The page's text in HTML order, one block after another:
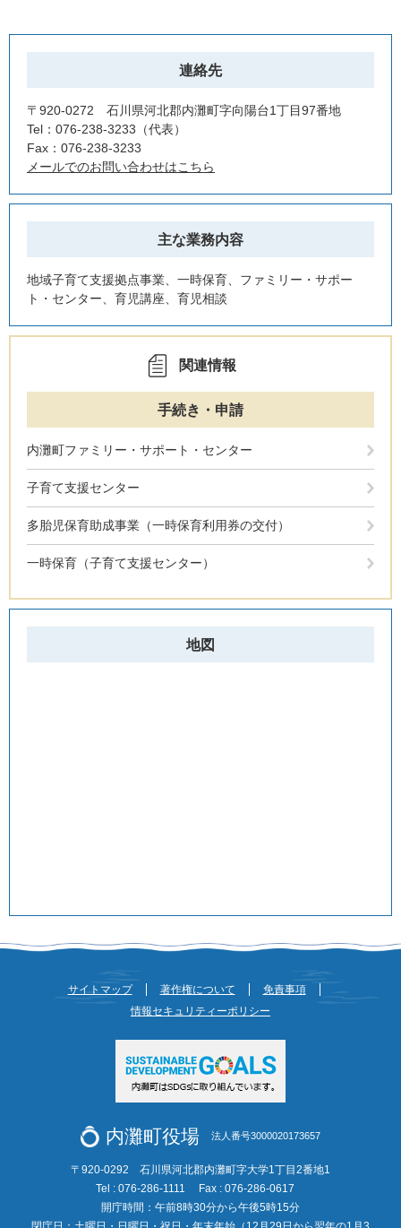
連絡先
〒920-0272 石川県河北郡内灘町字向陽台1丁目97番地
Tel：076-238-3233
代表
Fax：076-238-3233
メールでのお問い合わせはこちら
主な業務内容
地域子育て支援拠点事業、一時保育、ファミリー・サポー
ト・センター、育児講座、育児相談
関連情報
手続き・申請
内灘町ファミリー・サポート・センター
子育て支援センター
多胎児保育助成事業（一時保育利用券の交付）
一時保育（子育て支援センター）
地図
サイトマップ 著作権について
免責事項
情報セキュリティーポリシー
内灘町役場 法人番号3000020173657
〒920-0292 石川県河北郡内灘町字大学1丁目2番地1
Tel : 076-286-1111
Fax : 076-286-0617
開庁時間：午前8時30分から午後5時15分